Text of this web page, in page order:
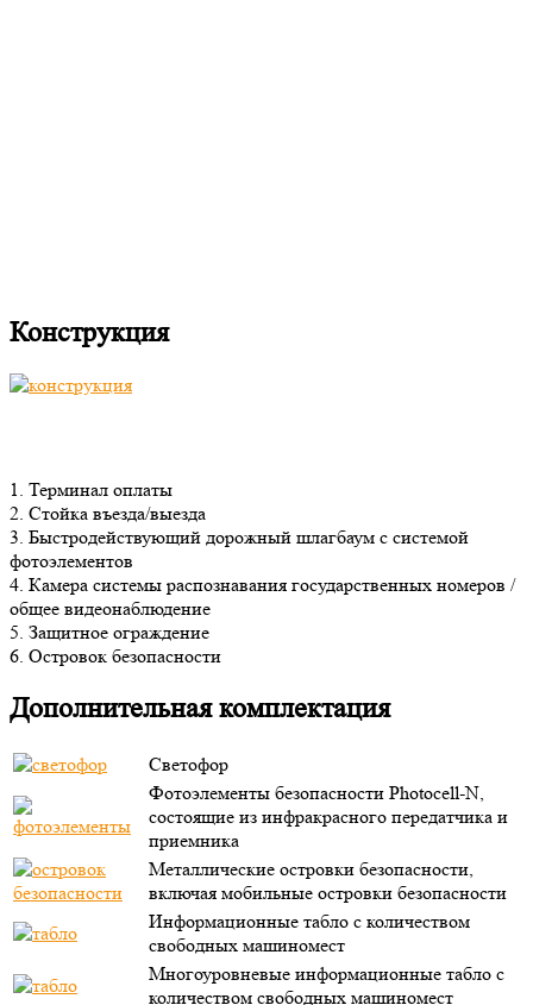
Конструкция
1. Терминал оплаты
2. Стойка въезда/выезда
3. Быстродействующий дорожный шлагбаум с системой
фотоэлементов
4. Камера системы распознавания государственных номеров /
общее видеонаблюдение
5. Защитное ограждение
6. Островок безопасности
Дополнительная комплектация
Светофор
Фотоэлементы безопасности Photocell-N,
состоящие из инфракрасного передатчика и
приемника
Металлические островки безопасности,
включая мобильные островки безопасности
Информационные табло с количеством
свободных машиномест
Многоуровневые информационные табло с
количеством свободных машиномест